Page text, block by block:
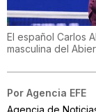
El español Carlos
masculina del
Por Agencia EFE